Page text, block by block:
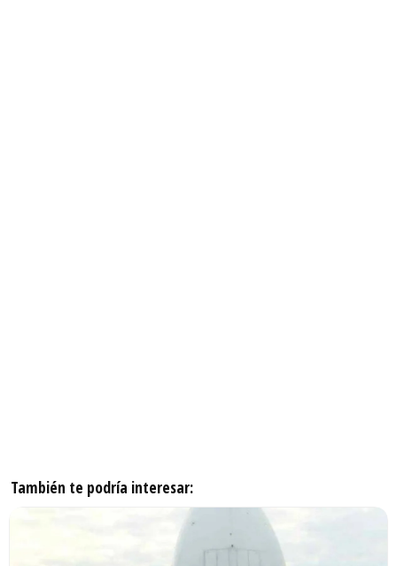
También te podría interesar: